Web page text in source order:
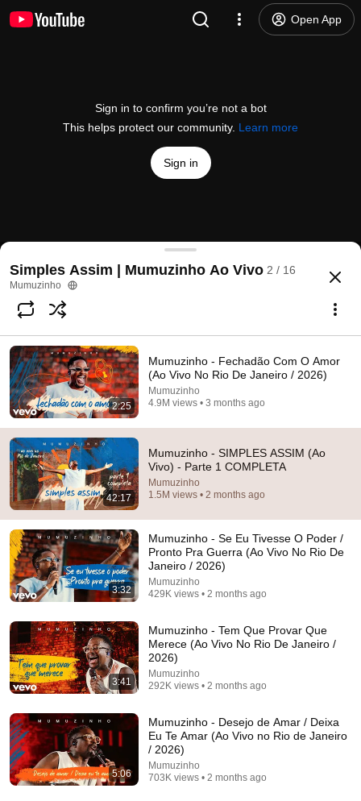
Open App
Sign in to confirm you’re not a bot
This helps protect our community. Learn more
Sign in
Mumuzinho - SIMPLES ASSIM (Ao Vivo) - Parte 1
@Mumuzinho
Subscribe
Comments 152
Ótima escolha de lugar, Parque das Ruínas é muito
bonito, um dos lugares mais legais para visitar no RJ,
surpreendeu! 👏🏻👏🏻👏🏻
Sorriso Eu Gosto No Pagode Lado B - Audiovisual
Completo
Sorriso Maroto
New 1.9M views
Simples Assim | Mumuzinho Ao Vivo 2 / 16
Mumuzinho
2:25
Mumuzinho - Fechadão Com O Amor
(Ao Vivo No Rio De Janeiro / 2026)
Mumuzinho
4.9M views • 3 months ago
42:17
Mumuzinho - SIMPLES ASSIM (Ao
Vivo) - Parte 1 COMPLETA
Mumuzinho
1.5M views • 2 months ago
3:32
Mumuzinho - Se Eu Tivesse O Poder /
Pronto Pra Guerra (Ao Vivo No Rio De
Janeiro / 2026)
Mumuzinho
429K views • 2 months ago
3:41
Mumuzinho - Tem Que Provar Que
Merece (Ao Vivo No Rio De Janeiro /
2026)
Mumuzinho
292K views • 2 months ago
5:06
Mumuzinho - Desejo de Amar / Deixa
Eu Te Amar (Ao Vivo no Rio de Janeiro
/ 2026)
Mumuzinho
703K views • 2 months ago